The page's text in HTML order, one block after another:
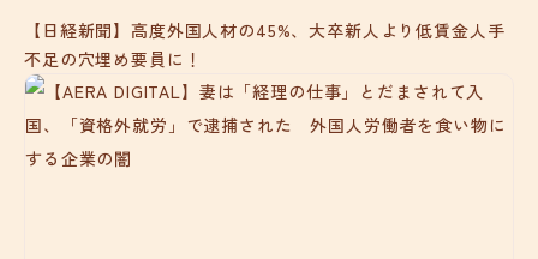
【日経新聞】高度外国人材の45%、大卒新人より低賃金人手
不足の穴埋め要員に！